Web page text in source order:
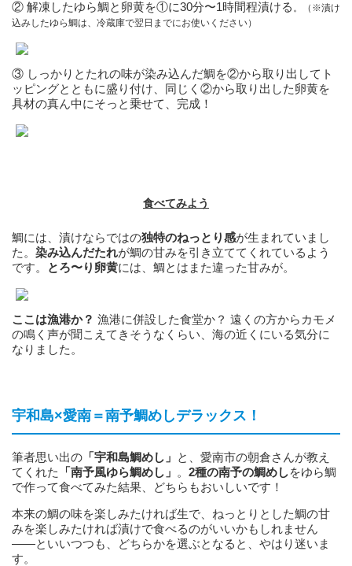
② 解凍したゆら鯛と卵黄を①に30分〜1時間程漬ける 。（※漬け
込みしたゆら鯛は、冷蔵庫で翌日までにお使いください）
③ しっかりとたれの味が染み込んだ鯛を②から取り出してト
ッピングとともに盛り付け、同じく②から取り出した卵黄を
具材の真ん中にそっと乗せて、完成！
食べてみよう
鯛には、漬けならではの独特のねっとり感が生まれていまし
た。 染み込んだたれが鯛の甘みを引き立ててくれているよう
です。
とろ〜り卵黄には、鯛とはまた違った甘みが。
ここは漁港か？ 漁港に併設した食堂か？ 遠くの方からカモメ
の鳴く声が聞こえてきそうなくらい、海の近くにいる気分に
なりました。
宇和島×愛南＝南予鯛めしデラックス！
筆者思い出の 「宇和島鯛めし」 と、愛南市の朝倉さんが教え
てくれた
「南予風ゆら鯛めし」 。 2種の南予の鯛めしをゆら鯛
で作って食べてみた結果、どちらもおいしいです！
本来の鯛の味を楽しみたければ生で、ねっとりとした鯛の甘
みを楽しみたければ漬けで食べるのがいいかもしれません
——といいつつも、どちらかを選ぶとなると、やはり迷いま
す。